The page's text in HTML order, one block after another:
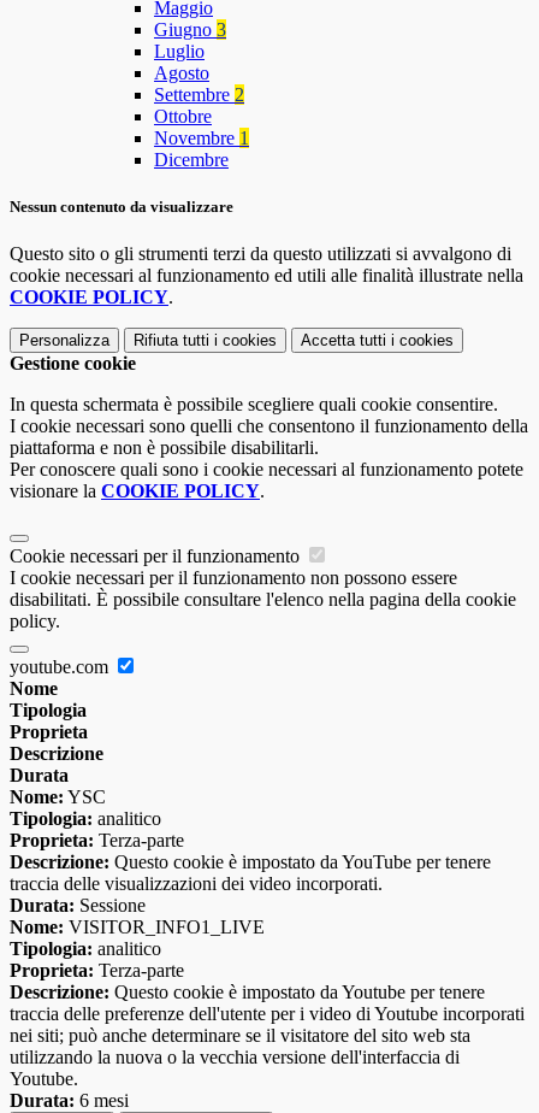
Maggio
Giugno 3
Luglio
Agosto
Settembre 2
Ottobre
Novembre 1
Dicembre
Nessun contenuto da visualizzare
Questo sito o gli strumenti terzi da questo utilizzati si avvalgono di
cookie necessari al funzionamento ed utili alle finalità illustrate nella
COOKIE POLICY.
Personalizza Rifiuta tutti i cookies Accetta tutti i cookies
Gestione cookie
In questa schermata è possibile scegliere quali cookie consentire.
I cookie necessari sono quelli che consentono il funzionamento della
piattaforma e non è possibile disabilitarli.
Per conoscere quali sono i cookie necessari al funzionamento potete
visionare la COOKIE POLICY.
Cookie necessari per il funzionamento
I cookie necessari per il funzionamento non possono essere
disabilitati. È possibile consultare l'elenco nella pagina della cookie
policy.
youtube.com
Nome
Tipologia
Proprieta
Descrizione
Durata
Nome: YSC
Tipologia: analitico
Proprieta: Terza-parte
Descrizione: Questo cookie è impostato da YouTube per tenere
traccia delle visualizzazioni dei video incorporati.
Durata: Sessione
Nome: VISITOR_INFO1_LIVE
Tipologia: analitico
Proprieta: Terza-parte
Descrizione: Questo cookie è impostato da Youtube per tenere
traccia delle preferenze dell'utente per i video di Youtube incorporati
nei siti; può anche determinare se il visitatore del sito web sta
utilizzando la nuova o la vecchia versione dell'interfaccia di
Youtube.
Durata: 6 mesi